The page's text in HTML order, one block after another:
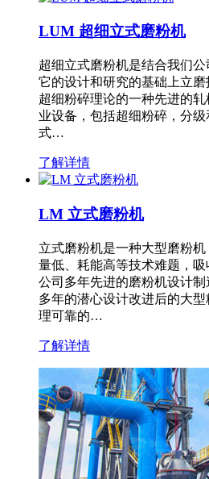
LUM 超细立式磨粉机
超细立式磨粉机是结合我们公
它的设计和研究的基础上立
超细粉碎理论的一种先进的
业设备，包括超细粉碎，分
式…
了解详情
LM 立式磨粉机
立式磨粉机是一种大型磨粉
量低、耗能高等技术难题，
公司多年先进的磨粉机设计
多年的潜心设计改进后的大
理可靠的…
了解详情